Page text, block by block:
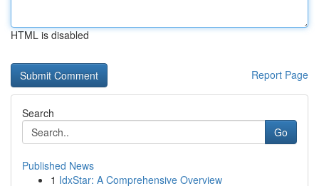
HTML is disabled
Report Page
Search
Go
Published News
1 IdxStar: A Comprehensive Overview